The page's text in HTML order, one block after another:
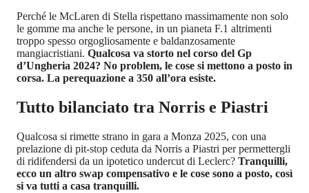
Perché le McLaren di Stella rispettano massimamente non solo
le gomme ma anche le persone, in un pianeta F.1 altrimenti
troppo spesso orgogliosamente e baldanzosamente
mangiacristiani. Qualcosa va storto nel corso del Gp
d’Ungheria 2024? No problem, le cose si mettono a posto in
corsa. La perequazione a 350 all’ora esiste.
Tutto bilanciato tra Norris e Piastri
Qualcosa si rimette strano in gara a Monza 2025, con una
prelazione di pit-stop ceduta da Norris a Piastri per permettergli
di ridifendersi da un ipotetico undercut di Leclerc? Tranquilli,
ecco un altro swap compensativo e le cose sono a posto, così
si va tutti a casa tranquilli.